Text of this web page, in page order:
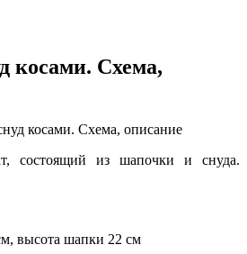
косами. Схема,
состоящий из шапочки и снуда.
высота шапки 22 см